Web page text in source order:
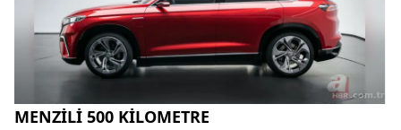
MENZİLİ 500 KİLOMETRE